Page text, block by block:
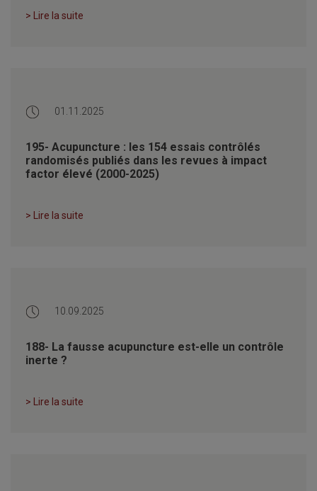
> Lire la suite
01.11.2025
195- Acupuncture : les 154 essais contrôlés
randomisés publiés dans les revues à impact
factor élevé (2000-2025)
> Lire la suite
10.09.2025
188- La fausse acupuncture est-elle un contrôle
inerte ?
> Lire la suite